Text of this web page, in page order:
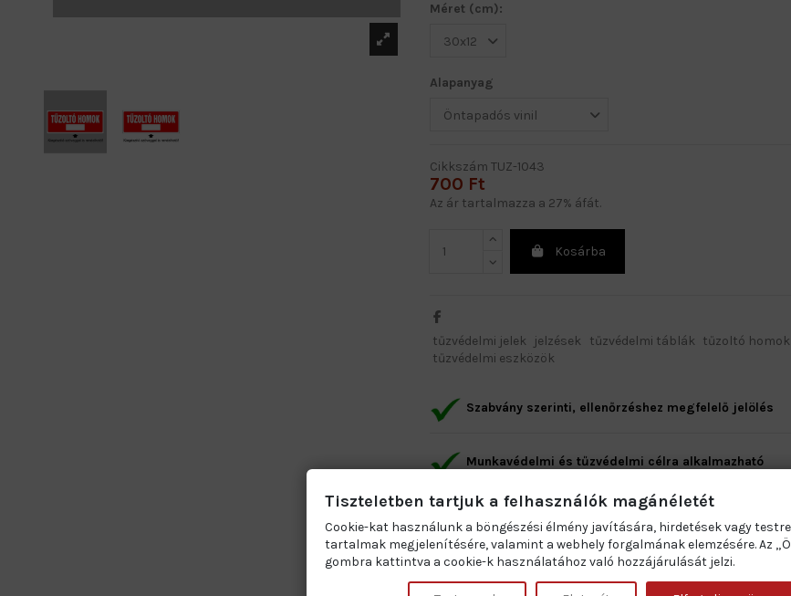
Méret (cm):
Alapanyag
Cikkszám TUZ-1043
700 Ft
Az ár tartalmazza a 27% áfát.
Kosárba
tűzvédelmi jelek jelzések tűzvédelmi táblák tűzoltó homok
tűzvédelmi eszközök
Szabvány szerinti, ellenőrzéshez megfelelő jelölés
Munkavédelmi és tűzvédelmi célra alkalmazható
Alap kivitel: várható élettartam legalább 3–5 év
Prémium kivitel: várható élettartam minimum 7–10 év
Tiszteletben tartjuk a felhasználók magánéletét
Cookie-kat használunk a böngészési élmény javítására, hirdetések vagy
tartalmak megjelenítésére, valamint a webhely forgalmának elemzésére. Az
gombra kattintva a cookie-k használatához való hozzájárulását jelzi.